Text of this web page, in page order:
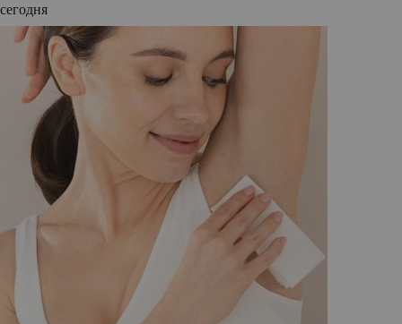
сегодня